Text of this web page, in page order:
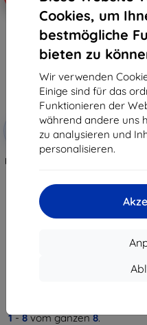
Cookies, um
bestmögliche
bieten zu
Wir verwenden
Einige sind für das
Funktionieren der
während andere uns
zu analysieren und
personalisieren.
Rabatt
mit
Gutschein
EXTRA10
Beline Case Book Magnetic Oppo
8,90 €
Auf Lager > 5 Stk.
1-8vom ganzen8.